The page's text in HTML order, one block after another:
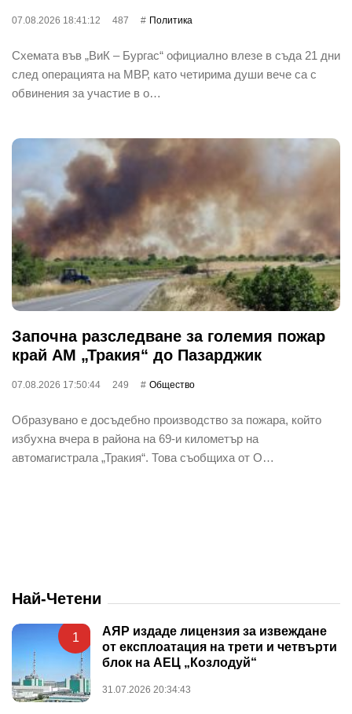
07.08.2026 18:41:12 487 Политика
Схемата във „ВиК – Бургас“ официално влезе в съда 21 дни
след операцията на МВР, като четирима души вече са с
обвинения за участие в о…
Започна разследване за големия пожар
край АМ „Тракия“ до Пазарджик
07.08.2026 17:50:44 249 Общество
Образувано е досъдебно производство за пожара, който
избухна вчера в района на 69-и километър на
автомагистрала „Тракия“. Това съобщиха от О…
Най-Четени
1
АЯР издаде лицензия за извеждане
от експлоатация на трети и четвърти
блок на АЕЦ „Козлодуй“
31.07.2026 20:34:43